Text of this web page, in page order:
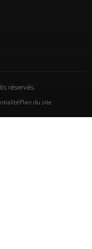
réservés.
Plan du site